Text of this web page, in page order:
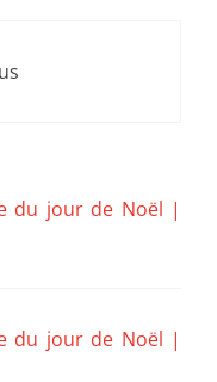
du jour de Noël |
du jour de Noël |